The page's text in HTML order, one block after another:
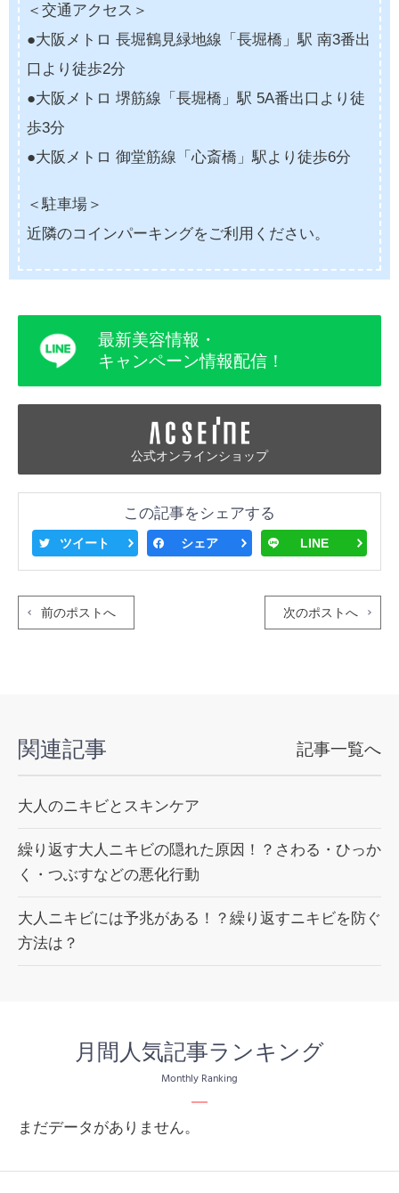
＜交通アクセス＞
●大阪メトロ 長堀鶴見緑地線「長堀橋」駅 南3番出
口より徒歩2分
●大阪メトロ 堺筋線「長堀橋」駅 5A番出口より徒
歩3分
●大阪メトロ 御堂筋線「心斎橋」駅より徒歩6分
＜駐車場＞
近隣のコインパーキングをご利用ください。
最新美容情報・
キャンペーン情報配信！
公式オンラインショップ
この記事をシェアする
ツイート シェア LINE
前のポストへ 次のポストへ
関連記事 記事一覧へ
大人のニキビとスキンケア
繰り返す大人ニキビの隠れた原因！？さわる・ひっか
く・つぶすなどの悪化行動
大人ニキビには予兆がある！？繰り返すニキビを防ぐ
方法は？
月間人気記事ランキング
Monthly Ranking
まだデータがありません。